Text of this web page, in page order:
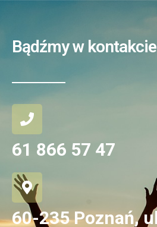
Bądźmy w kontakcie
61 866 57 47
60-235 Poznań,